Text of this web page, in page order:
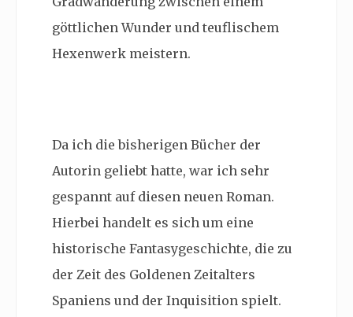
göttlichen Wunder und teuflischem
Hexenwerk meistern.
Da ich die bisherigen Bücher der
Autorin geliebt hatte, war ich sehr
gespannt auf diesen neuen Roman.
Hierbei handelt es sich um eine
historische Fantasygeschichte, die zu
der Zeit des Goldenen Zeitalters
Spaniens und der Inquisition spielt.